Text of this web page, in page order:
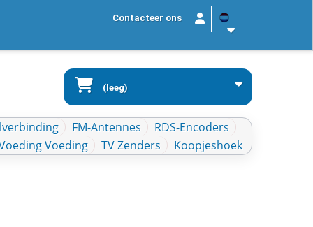
Contacteer ons
(leeg)
FM-Antennes
RDS-Encoders
Voeding
TV Zenders Koopjeshoek